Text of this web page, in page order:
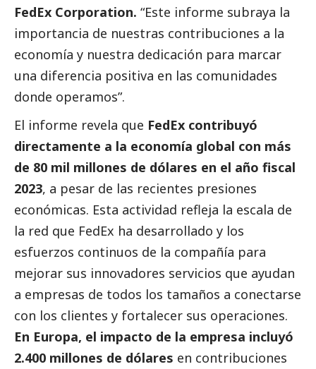
FedEx Corporation. “Este informe subraya la
importancia de nuestras contribuciones a la
economía y nuestra dedicación para marcar
una diferencia positiva en las comunidades
donde operamos”.
El informe revela que FedEx contribuyó
directamente a la economía global con más
de 80 mil millones de dólares en el año fiscal
2023, a pesar de las recientes presiones
económicas. Esta actividad refleja la escala de
la red que FedEx ha desarrollado y los
esfuerzos continuos de la compañía para
mejorar sus innovadores servicios que ayudan
a empresas de todos los tamaños a conectarse
con los clientes y fortalecer sus operaciones.
En Europa, el impacto de la empresa incluyó
2.400 millones de dólares en contribuciones